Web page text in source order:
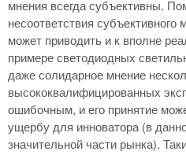
мнения всегда субъективны.
несоответствия субъективного
может приводить и к вполне
примере светодиодных
даже солидарное мнение
высококвалифицированных
ошибочным, и его принятие
ущербу для инноватора (в
значительной части рынка).